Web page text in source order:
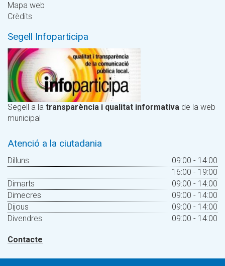
Mapa web
Crèdits
Segell Infoparticipa
Segell a la transparència i qualitat informativa de la web
municipal
Atenció a la ciutadania
Dilluns
09:00 - 14:00
16:00 - 19:00
Dimarts
09:00 - 14:00
Dimecres
09:00 - 14:00
Dijous
09:00 - 14:00
Divendres
09:00 - 14:00
Contacte